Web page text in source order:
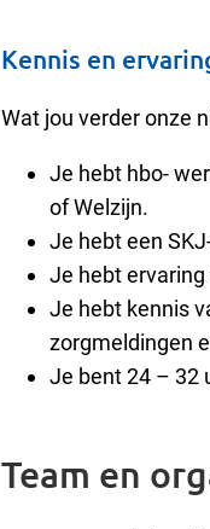
Kennis en
Wat jou verder onze
Je hebt hbo-
of Welzijn.
Je hebt een
Je hebt
Je hebt kennis
zorgmeldingen
Je bent 24 – 32
Team en